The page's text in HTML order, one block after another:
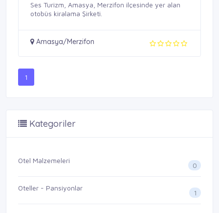
Ses Turizm, Amasya, Merzifon ilçesinde yer alan
otobüs kiralama Şirketi.
Amasya/Merzifon
1
Kategoriler
Otel Malzemeleri
0
Oteller - Pansiyonlar
1